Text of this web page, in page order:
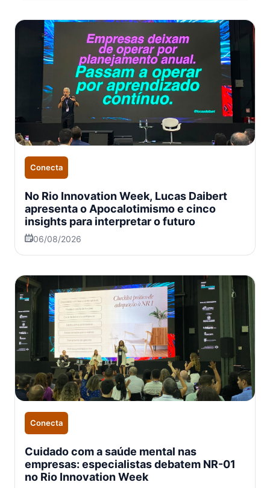
Conecta
No Rio Innovation Week, Lucas Daibert
apresenta o Apocalotimismo e cinco
insights para interpretar o futuro
06/08/2026
Conecta
Cuidado com a saúde mental nas
empresas: especialistas debatem NR-01
no Rio Innovation Week